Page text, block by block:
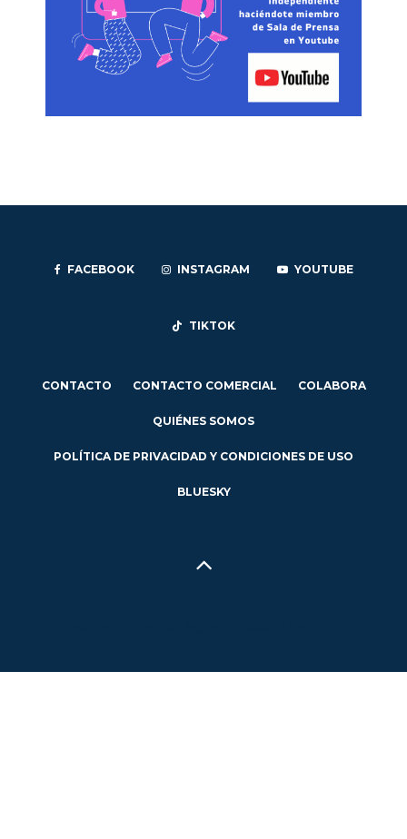
FACEBOOK INSTAGRAM YOUTUBE
TIKTOK
CONTACTO CONTACTO COMERCIAL COLABORA
QUIÉNES SOMOS
POLÍTICA DE PRIVACIDAD Y CONDICIONES DE USO
BLUESKY